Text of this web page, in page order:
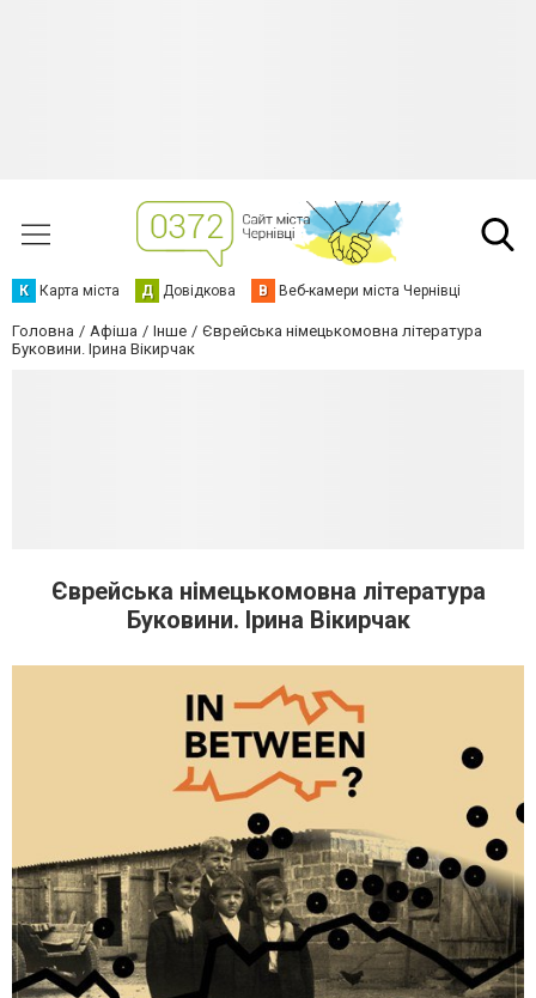
К Карта міста Д Довідкова В Веб-камери міста Чернівці
Головна Афіша Інше
Єврейська німецькомовна література
Буковини. Ірина Вікирчак
Єврейська німецькомовна література
Буковини. Ірина Вікирчак